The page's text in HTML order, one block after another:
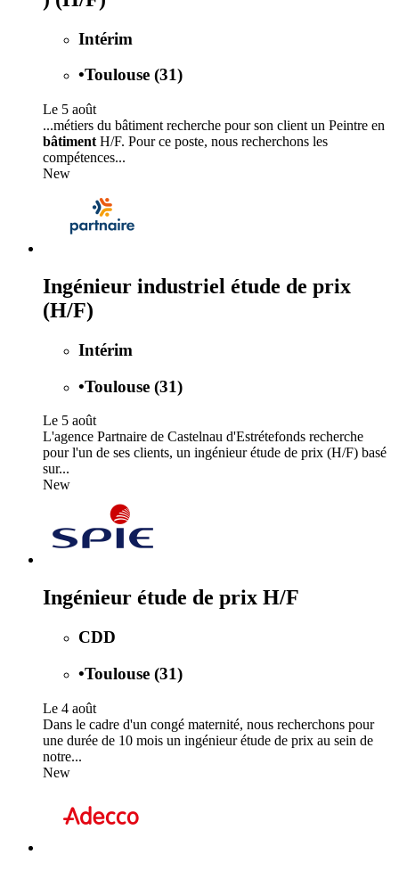
Intérim
•Toulouse (31)
Le 5 août
...métiers du bâtiment recherche pour son client un Peintre en
bâtiment H/F. Pour ce poste, nous recherchons les
compétences...
New
Ingénieur industriel étude de prix
(H/F)
Intérim
•Toulouse (31)
Le 5 août
L'agence Partnaire de Castelnau d'Estrétefonds recherche
pour l'un de ses clients, un ingénieur étude de prix (H/F) basé
sur...
New
Ingénieur étude de prix H/F
CDD
•Toulouse (31)
Le 4 août
Dans le cadre d'un congé maternité, nous recherchons pour
une durée de 10 mois un ingénieur étude de prix au sein de
notre...
New